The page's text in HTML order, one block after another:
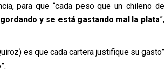
para que “cada peso que un chileno de
y se está gastando mal la plata”,
es que cada cartera justifique su gasto”
”.